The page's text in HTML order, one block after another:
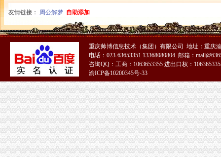
0元注册公司
0元注册公司代理记账98起苏州其他今题网
中山0元注册公司_列表网
重庆一元注册公司
重庆企业注册_重庆公司注册_世界工厂网
重庆环保投资_重庆环保投资有限公司_投资界
重庆0元注册公司
重庆生活家装饰.专注品质整装地址,电话,报价,装修案例（图）-重
重庆售电侧改革开锣批签约电价每千瓦时0.6元_财经频道_同花顺财经
重庆免费注册公司
中国重庆专利注册页|名录_中国重庆专利注册公司|厂家-八方资源网
重庆免费建站|网站制作|网页设计|做网站|域名注册|双线虚拟主机|双线
免费注册公司
公司注册 免费公司注册 中字头公司注册 工商注册_企业科_
免费注册公司,免费提供地址,选择海纳,选择专业-杭州58同城
友情链接： 周公解梦 自助添加
重庆帅博信息技术（集团）有限公司 地址：重庆
电话：023-63653351 13368080804 邮箱：
咨询QQ：工商：1063653355 进出口权：
渝ICP备10200345号-33